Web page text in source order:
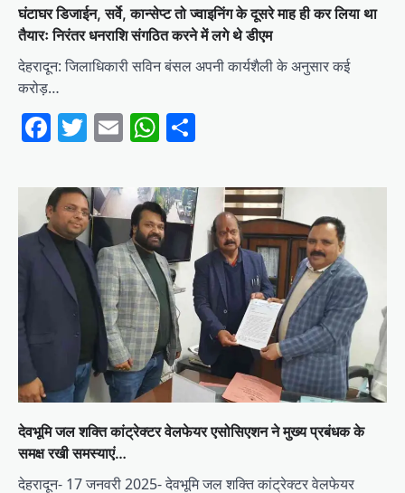
घंटाघर डिजाईन, सर्वे, कान्सेप्ट तो ज्वाइनिंग के दूसरे माह ही कर लिया था
तैयारः निरंतर धनराशि संगठित करने में लगे थे डीएम
देहरादून: जिलाधिकारी सविन बंसल अपनी कार्यशैली के अनुसार कई
करोड़…
Facebook
Twitter
EmailWhatsApp
देवभूमि जल शक्ति कांट्रेक्टर वेलफेयर एसोसिएशन ने मुख्य प्रबंधक के
समक्ष रखी समस्याएं…
देहरादून- 17 जनवरी 2025- देवभूमि जल शक्ति कांट्रेक्टर वेलफेयर